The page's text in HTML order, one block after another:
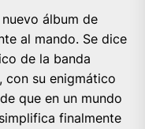
álbum de
al mando. Se dice
de la banda
con su enigmático
que en un mundo
finalmente